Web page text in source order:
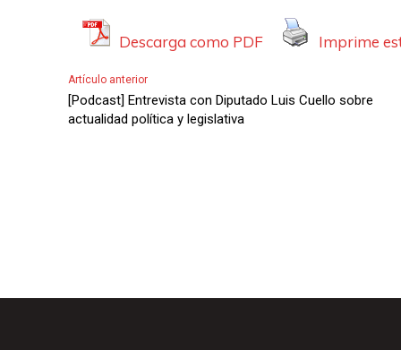
Descarga como PDF Imprime
Artículo anterior
[Podcast] Entrevista con Diputado Luis Cuello sobre
actualidad política y legislativa